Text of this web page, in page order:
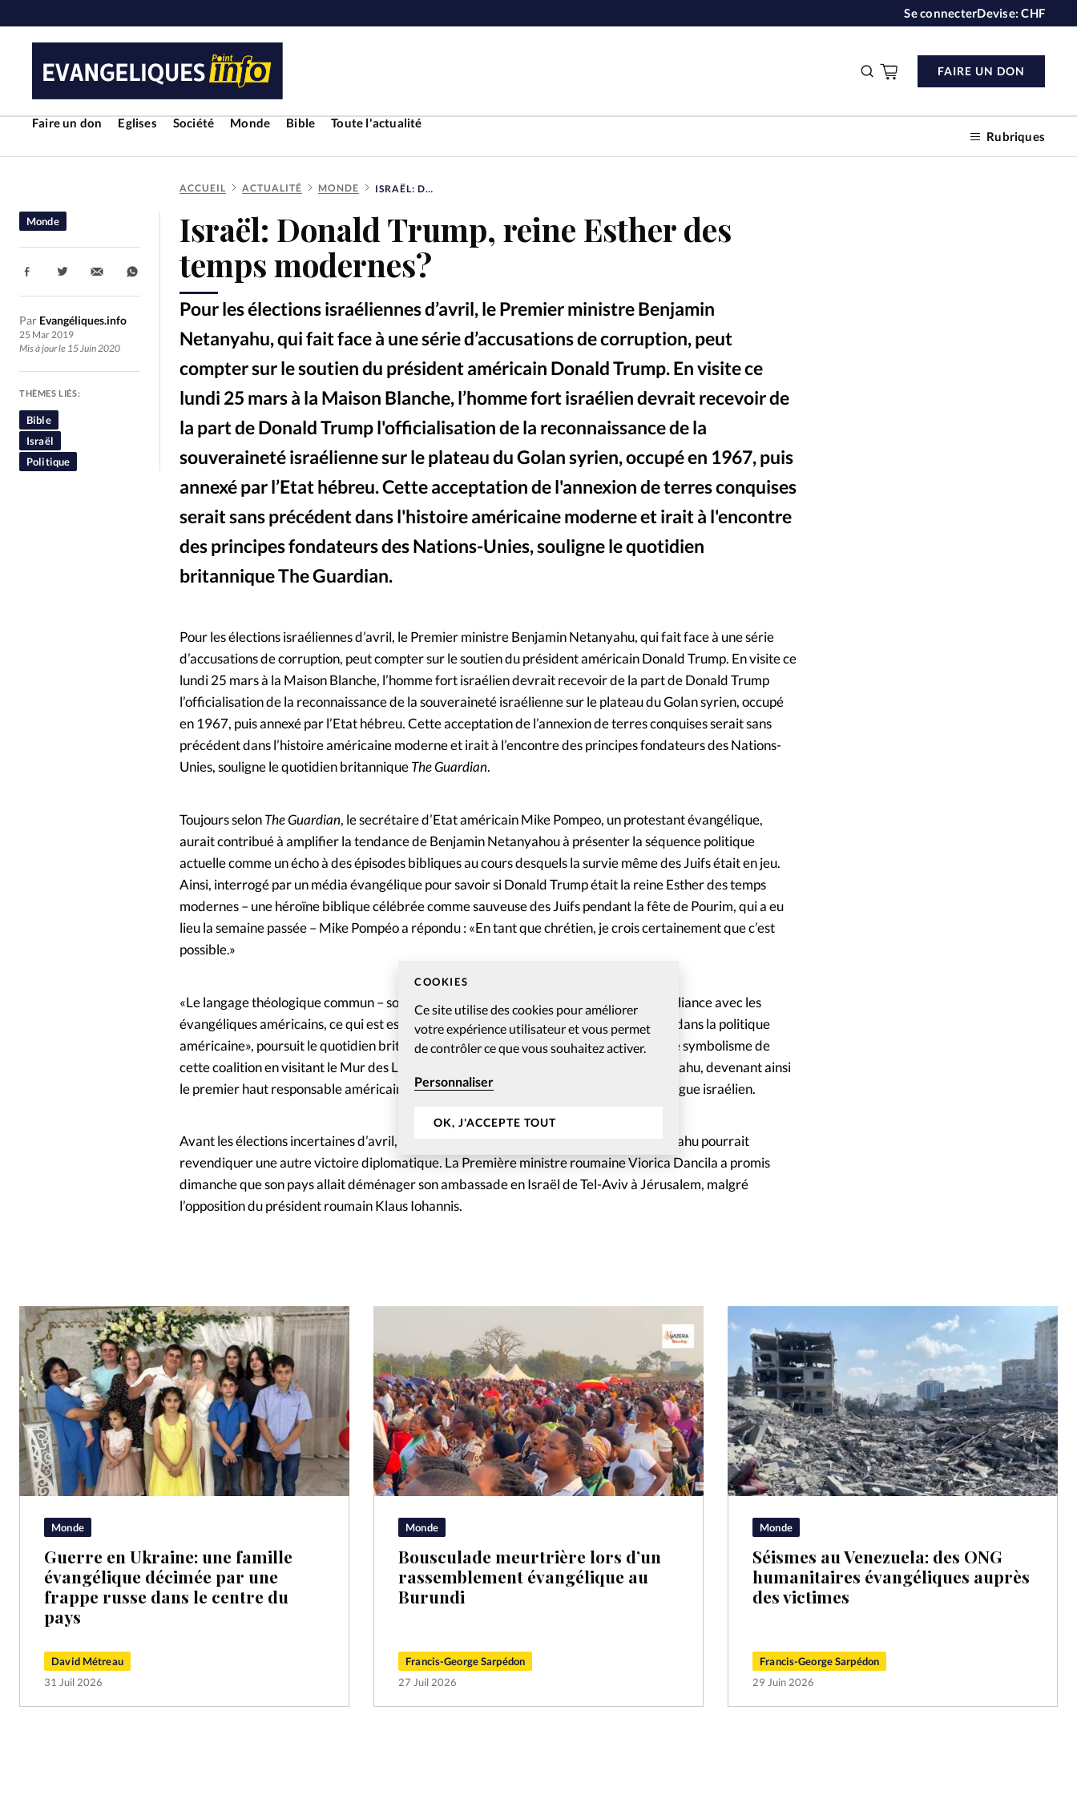
COOKIES
Ce site utilise des cookies pour améliorer
votre expérience utilisateur et vous permet
de contrôler ce que vous souhaitez activer.
Personnaliser
OK, J'ACCEPTE TOUT
Se connecterDevise:CHF
Faire un don Eglises Société Monde Bible
Toute l'actualité
Rubriques
FAIRE UN DON
RUBRIQUES
Toute l'actualité Bible
Culture
Economie
Eglises
Liberté religieuse
Mission
Monde
People
Politique Religions Société
Faire un don
La rédaction
Mon compte
Changement d'adresse
Nous contacter
ACCUEIL ACTUALITÉ MONDE ISRAËL: DONALD TRUMP, REINE ESTHER DES TEMPS MODERNES?
Israël: Donald Trump, reine Esther des
temps modernes?
Pour les élections israéliennes d’avril, le Premier ministre Benjamin
Netanyahu, qui fait face à une série d’accusations de corruption, peut
compter sur le soutien du président américain Donald Trump. En visite ce
lundi 25 mars à la Maison Blanche, l’homme fort israélien devrait recevoir de
la part de Donald Trump l'officialisation de la reconnaissance de la
souveraineté israélienne sur le plateau du Golan syrien, occupé en 1967, puis
annexé par l’Etat hébreu. Cette acceptation de l'annexion de terres conquises
serait sans précédent dans l'histoire américaine moderne et irait à l'encontre
des principes fondateurs des Nations-Unies, souligne le quotidien
britannique The Guardian.
Monde
Par Evangéliques.info
25 Mar 2019
Mis à jour le 15 Juin 2020
Partager:
THÈMES LIÉS:
Bible
Israël
Politique
Pour les élections israéliennes d’avril, le Premier ministre Benjamin Netanyahu, qui fait face à une série
d’accusations de corruption, peut compter sur le soutien du président américain Donald Trump. En visite ce
lundi 25 mars à la Maison Blanche, l’homme fort israélien devrait recevoir de la part de Donald Trump
l’officialisation de la reconnaissance de la souveraineté israélienne sur le plateau du Golan syrien, occupé
en 1967, puis annexé par l’Etat hébreu. Cette acceptation de l’annexion de terres conquises serait sans
précédent dans l’histoire américaine moderne et irait à l’encontre des principes fondateurs des Nations-
Unies, souligne le quotidien britanniqueThe Guardian.
Toujours selonThe Guardian, le secrétaire d’Etat américain Mike Pompeo, un protestant évangélique,
aurait contribué à amplifier la tendance de Benjamin Netanyahou à présenter la séquence politique
actuelle comme un écho à des épisodes bibliques au cours desquels la survie même des Juifs était en jeu.
Ainsi, interrogé par un média évangélique pour savoir si Donald Trump était la reine Esther des temps
modernes – une héroïne biblique célébrée comme sauveuse des Juifs pendant la fête de Pourim, qui a eu
lieu la semaine passée – Mike Pompéo a répondu : «En tant que chrétien, je crois certainement que c’est
possible.»
«Le langage théologique commun – souvent apocalyptique – a contribué à créer une alliance avec les
évangéliques américains, ce qui est essentiel pour l’influence de Benjamin Netanyahu dans la politique
américaine», poursuit le quotidien britannique. Mike Pompeo, de son côté, a souligné le symbolisme de
cette coalition en visitant le Mur des Lamentations à Jérusalem avec Benjamin Netanyahu, devenant ainsi
le premier haut responsable américain à visiter la vieille ville accompagné d’un homologue israélien.
Avant les élections incertaines d’avril, lors de sa visite à Washington, Benjamin Netanyahu pourrait
revendiquer une autre victoire diplomatique. La Première ministre roumaine Viorica Dancila a promis
dimanche que son pays allait déménager son ambassade en Israël de Tel-Aviv à Jérusalem, malgré
l’opposition du président roumain Klaus Iohannis.
Monde
Guerre en Ukraine: une famille
évangélique décimée par une
frappe russe dans le centre du
pays
David Métreau
31 Juil 2026
Monde
Bousculade meurtrière lors d’un
rassemblement évangélique au
Burundi
Francis-George Sarpédon
27 Juil 2026
Monde
Séismes au Venezuela: des ONG
humanitaires évangéliques auprès
des victimes
Francis-George Sarpédon
29 Juin 2026